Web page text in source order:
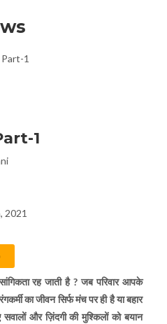
1
1
2021
रह जाती है ? जब परिवार आपके
का जीवन सिर्फ मंच पर ही है या बहार
और ज़िंदगी की मुश्किलों को बयान